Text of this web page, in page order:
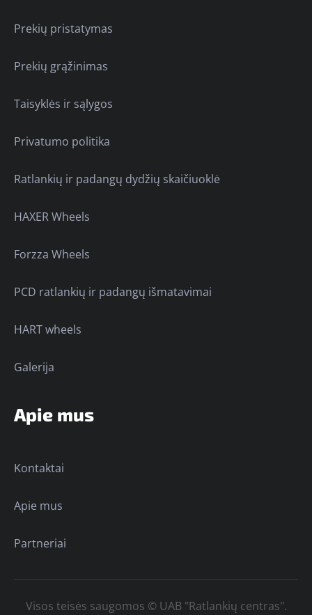
Prekių pristatymas
Prekių grąžinimas
Taisyklės ir sąlygos
Privatumo politika
Ratlankių ir padangų dydžių skaičiuoklė
HAXER Wheels
Forzza Wheels
PCD ratlankių ir padangų išmatavimai
HART wheels
Galerija
Apie mus
Kontaktai
Apie mus
Partneriai
Visos teisės saugomos © UAB "Ratlankių centras".